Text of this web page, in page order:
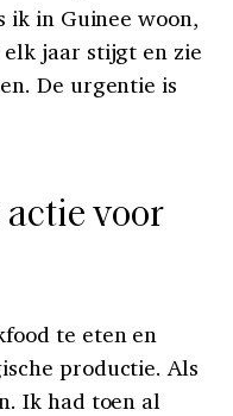
ik in Guinee woon,
jaar stijgt en zie
De urgentie is
actie voor
te eten en
productie. Als
Ik had toen al